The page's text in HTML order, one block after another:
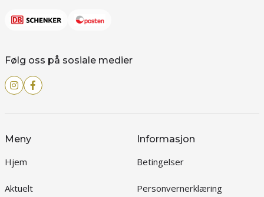
Følg oss på sosiale medier
Meny
Hjem
Aktuelt
Informasjon
Betingelser
Personvernerklæring